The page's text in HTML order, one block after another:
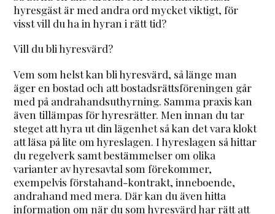
hyresgäst är med andra ord mycket viktigt, för
visst vill du ha in hyran i rätt tid?
Vill du bli hyresvärd?
Vem som helst kan bli hyresvärd, så länge man
äger en bostad och att bostadsrättsföreningen går
med på andrahandsuthyrning. Samma praxis kan
även tillämpas för hyresrätter. Men innan du tar
steget att hyra ut din lägenhet så kan det vara klokt
att läsa på lite om hyreslagen. I hyreslagen så hittar
du regelverk samt bestämmelser om olika
varianter av hyresavtal som förekommer,
exempelvis förstahand-kontrakt, inneboende,
andrahand med mera. Där kan du även hitta
information om när du som hyresvärd har rätt att